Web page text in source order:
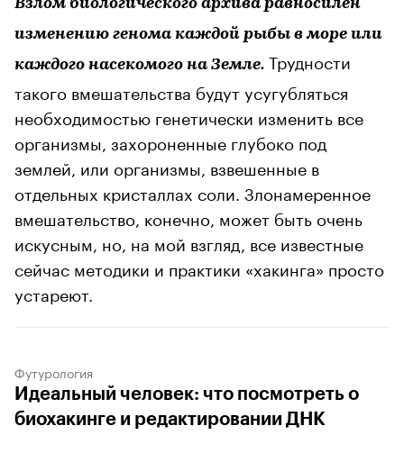
Взлом биологического архива равносилен
изменению генома каждой рыбы в море или
каждого насекомого на Земле. Трудности
такого вмешательства будут усугубляться
необходимостью генетически изменить все
организмы, захороненные глубоко под
землей, или организмы, взвешенные в
отдельных кристаллах соли. Злонамеренное
вмешательство, конечно, может быть очень
искусным, но, на мой взгляд, все известные
сейчас методики и практики «хакинга» просто
устареют.
Футурология
Идеальный человек: что посмотреть о
биохакинге и редактировании ДНК